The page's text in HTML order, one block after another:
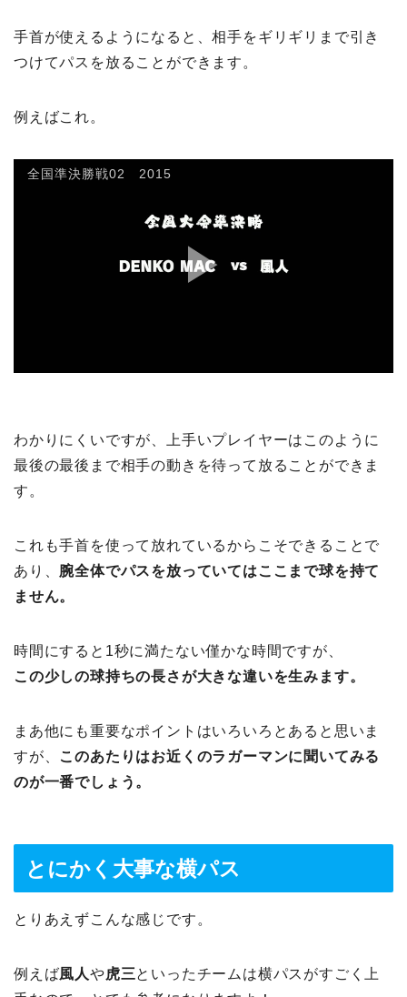
手首が使えるようになると、相手をギリギリまで引き
つけてパスを放ることができます。
例えばこれ。
全国準決勝戦02 2015
わかりにくいですが、上手いプレイヤーはこのように
最後の最後まで相手の動きを待って放ることができま
す。
これも手首を使って放れているからこそできることで
あり、 腕全体でパスを放っていてはここまで球を持て
ません。
時間にすると1秒に満たない僅かな時間ですが、
この少しの球持ちの長さが大きな違いを生みます。
まあ他にも重要なポイントはいろいろとあると思いま
すが、 このあたりはお近くのラガーマンに聞いてみる
のが一番でしょう。
とにかく大事な横パス
とりあえずこんな感じです。
例えば風人や虎三といったチームは横パスがすごく上